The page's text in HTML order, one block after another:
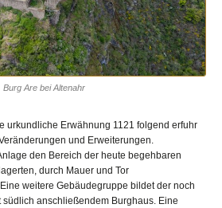
Burg Are bei Altenahr
urkundliche Erwähnung 1121 folgend erfuhr
und Erweiterungen.
den Bereich der heute begehbaren
durch Mauer und Tor
weitere Gebäudegruppe bildet der noch
anschließendem Burghaus. Eine